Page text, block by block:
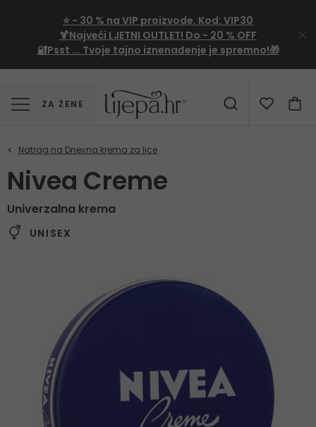
⭐ - 30 % na VIP proizvode. Kod: VIP30
🍹Najveći LJETNI OUTLET! Do - 20 % OFF
🔐Psst ... Tvoje tajno iznenađenje je spremno!🎁
ZA ŽENE
Nivea Creme
Univerzalna krema
UNISEX